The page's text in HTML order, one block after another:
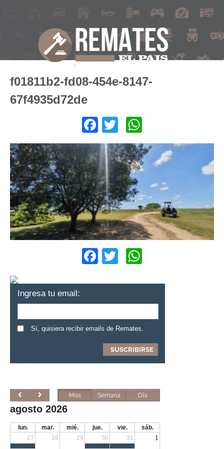
f01811b2-fd08-454e-8147-
67f4935d72de
Facebook
Twitter
Facebook
Twitter
Ingresa tu email:
Sí, quisiera recibir emails de Remates.
Mes Semana Día
agosto 2026
lun. mar. mié. jue. vie.
sáb.
27
28 29 30 31 1